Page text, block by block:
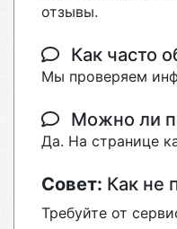
отзывы.
Как часто
Мы проверяем
Можно ли
Да. На странице
Совет: Как не
Требуйте от